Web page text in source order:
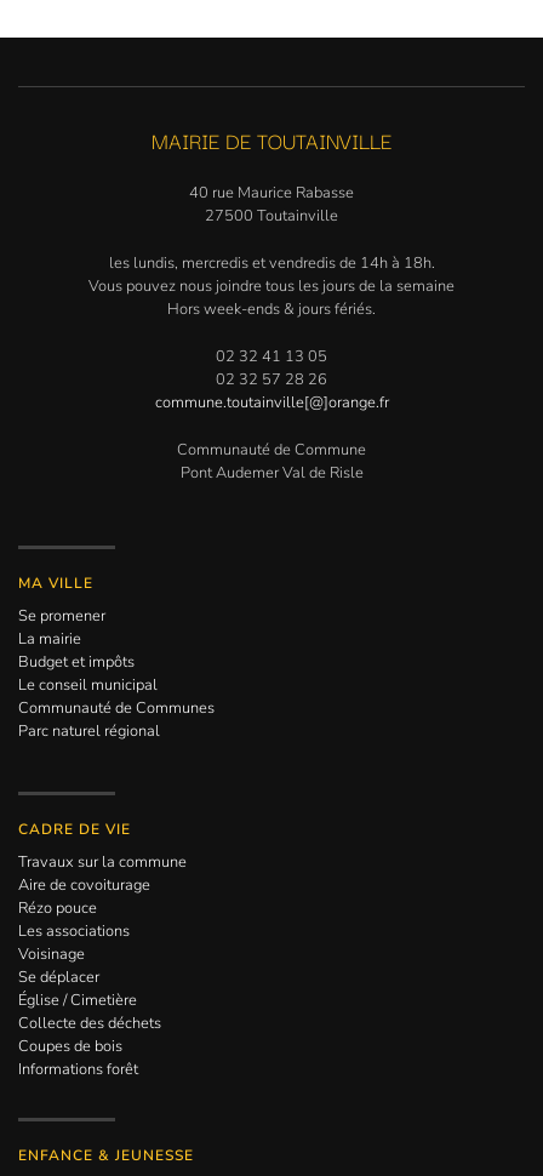
MAIRIE DE TOUTAINVILLE
40 rue Maurice Rabasse
27500 Toutainville
les lundis, mercredis et vendredis de 14h à 18h.
Vous pouvez nous joindre tous les jours de la semaine
Hors week-ends & jours fériés.
02 32 41 13 05
02 32 57 28 26
commune.toutainville[@]orange.fr
Communauté de Commune
Pont Audemer Val de Risle
MA VILLE
Se promener
La mairie
Budget et impôts
Le conseil municipal
Communauté de Communes
Parc naturel régional
CADRE DE VIE
Travaux sur la commune
Aire de covoiturage
Rézo pouce
Les associations
Voisinage
Se déplacer
Église / Cimetière
Collecte des déchets
Coupes de bois
Informations forêt
ENFANCE & JEUNESSE